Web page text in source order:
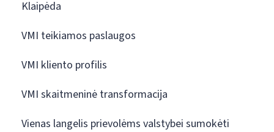
Klaipėda
VMI teikiamos paslaugos
VMI kliento profilis
VMI skaitmeninė transformacija
Vienas langelis prievolėms valstybei sumokėti